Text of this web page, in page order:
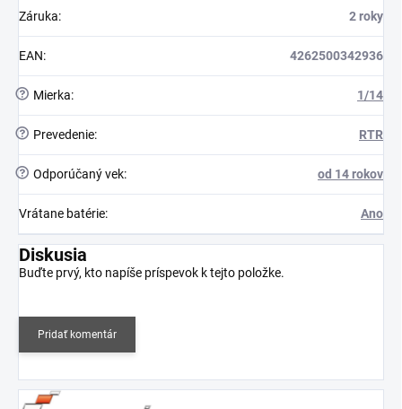
Záruka: 2 roky
EAN: 4262500342936
? Mierka: 1/14
? Prevedenie: RTR
? Odporúčaný vek: od 14 rokov
Vrátane batérie: Ano
Diskusia
Buďte prvý, kto napíše príspevok k tejto položke.
Pridať komentár